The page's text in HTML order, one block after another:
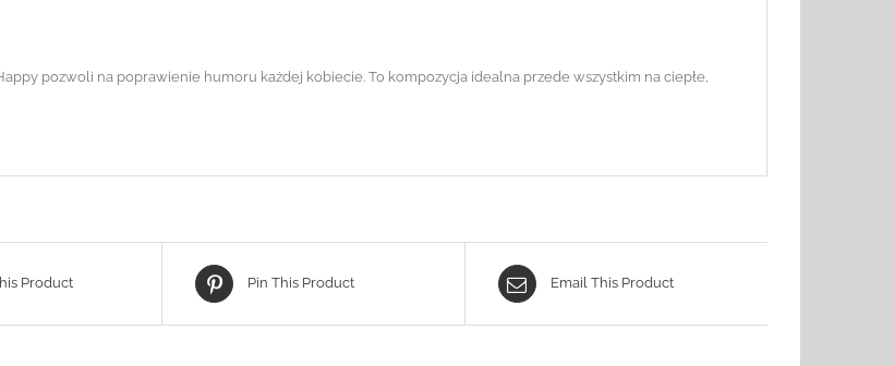
pozwoli na poprawienie humoru każdej kobiecie. To kompozycja idealna przede wszystkim na ciepłe,
Product Pin This Product Email This Product